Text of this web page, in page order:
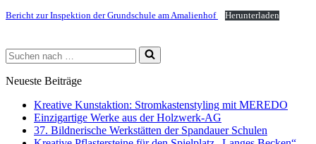
Bericht zur Inspektion der Grundschule am Amalienhof Herunterladen
Suchen
nach …
Neueste Beiträge
Kreative Kunstaktion: Stromkastenstyling mit MEREDO
Einzigartige Werke aus der Holzwerk-AG
37. Bildnerische Werkstätten der Spandauer Schulen